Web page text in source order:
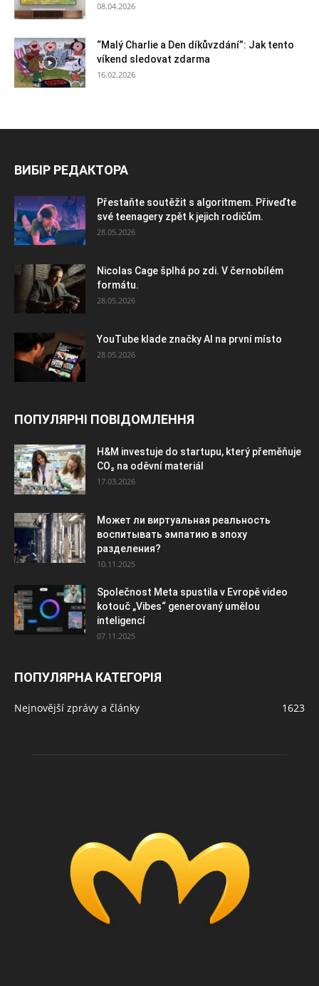
08.04.2026
“Malý Charlie a Den díkůvzdání”: Jak tento
víkend sledovat zdarma
16.02.2026
ВИБІР РЕДАКТОРА
Přestaňte soutěžit s algoritmem. Přiveďte
své teenagery zpět k jejich rodičům.
28.05.2026
Nicolas Cage šplhá po zdi. V černobílém
formátu.
28.05.2026
YouTube klade značky AI na první místo
28.05.2026
ПОПУЛЯРНІ ПОВІДОМЛЕННЯ
H&M investuje do startupu, který přeměňuje
CO₂ na oděvní materiál
17.03.2026
Может ли виртуальная реальность
воспитывать эмпатию в эпоху
разделения?
10.11.2025
Společnost Meta spustila v Evropě video
kotouč „Vibes“ generovaný umělou
inteligencí
07.11.2025
ПОПУЛЯРНА КАТЕГОРІЯ
Nejnovější zprávy a články 1623